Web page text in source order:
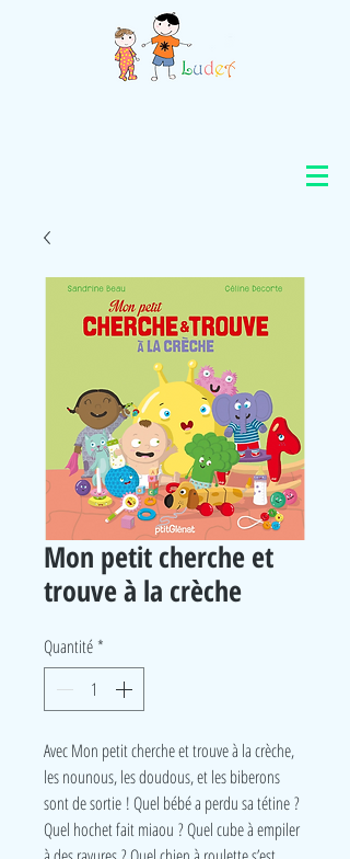
Mon petit cherche et
trouve à la crèche
Quantité *
Avec Mon petit cherche et trouve à la crèche,
les nounous, les doudous, et les biberons
sont de sortie ! Quel bébé a perdu sa tétine ?
Quel hochet fait miaou ? Quel cube à empiler